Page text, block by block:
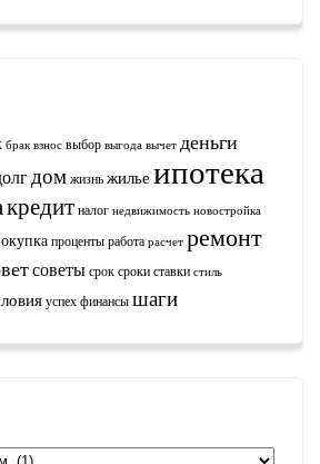
брак взнос выбор выгода вычет деньги
домжизньжилье ипотека
кредитналог недвижимость новостройка
процентыработа расчет ремонт
советысроксрокиставки стиль
успехфинансышаги